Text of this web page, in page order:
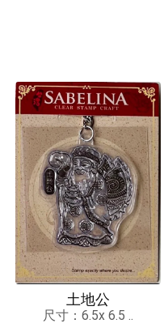
土地公
尺寸：6.5x 6.5 ..